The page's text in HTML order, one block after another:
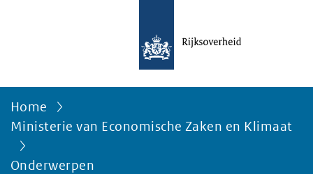
Home
Ministerie van Economische Zaken en Klimaat
Onderwerpen